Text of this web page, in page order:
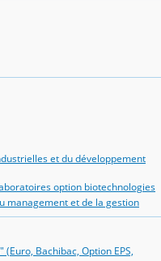
et du développement
option biotechnologies
management et de la gestion
Bachibac, Option EPS,